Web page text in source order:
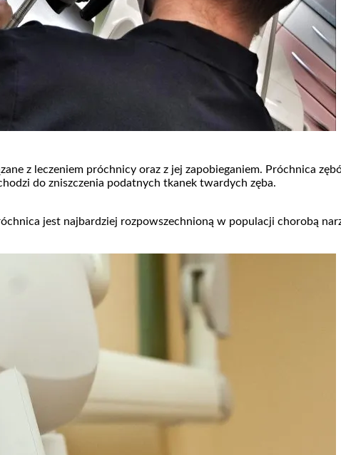
z leczeniem próchnicy oraz z jej zapobieganiem. Próchnica
do zniszczenia podatnych tkanek twardych zęba.
jest najbardziej rozpowszechnioną w populacji chorobą